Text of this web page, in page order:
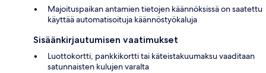
Majoituspaikan antamien tietojen käännöksissä on saatettu
käyttää automatisoituja käännöstyökaluja
Sisäänkirjautumisen vaatimukset
Luottokortti, pankkikortti tai käteistakuumaksu vaaditaan
satunnaisten kulujen varalta